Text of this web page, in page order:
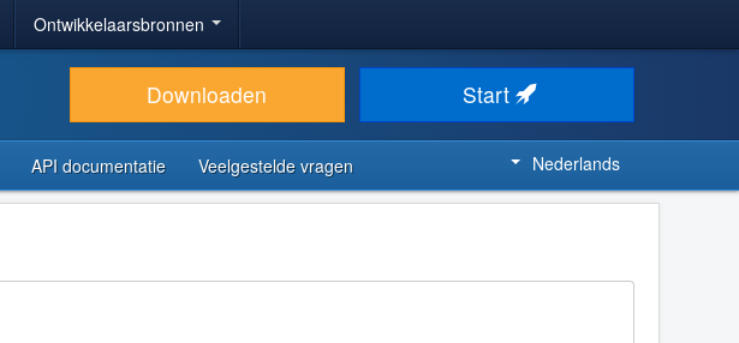
Ontwikkelaarsbronnen
Downloaden Start
API documentatie Veelgestelde vragen Nederlands